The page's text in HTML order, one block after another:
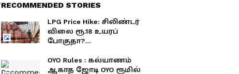
RECOMMENDED STORIES
LPG Price Hike: சிலிண்டர்
விலை ரூ.18 உயரப்
போகுதா?
அடுத்த ஷாக்!
OYO Rules : கல்யாணம்
ஆகாத ஜோடி OYO ரூமில்